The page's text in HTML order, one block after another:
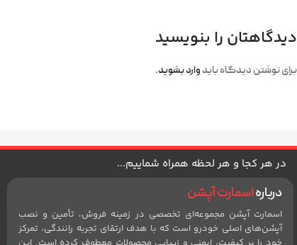
دیدگاهتان را بنویسید
برای نوشتن دیدگاه باید وارد بشوید.
در هر کجا و هر لحظه همراه شماییم...
دربارهاسمارت آپشن
اسمارت آپشن مجموعه‌ای تخصصی در زمینه فروش، تأمین و نصب
آپشن‌های اصلی خودرو است که با هدف ارتقای تجربه رانندگی، تمرکز